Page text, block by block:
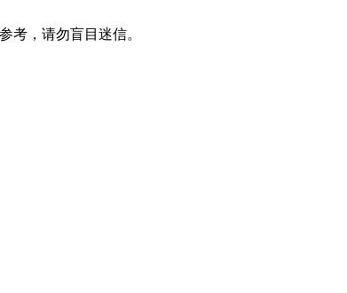
考，请勿盲目迷信。